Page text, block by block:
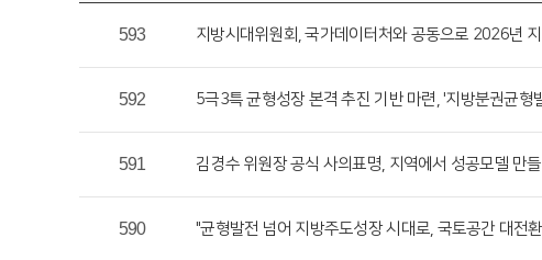
593 지방시대위원회, 국가데이터처와 공동으로 2026년
592 5극3특 균형성장 본격 추진 기반 마련, '지방분권균형
591 김경수 위원장 공식 사의표명, 지역에서 성공모델 만
590 "균형발전 넘어 지방주도성장 시대로, 국토공간 대전